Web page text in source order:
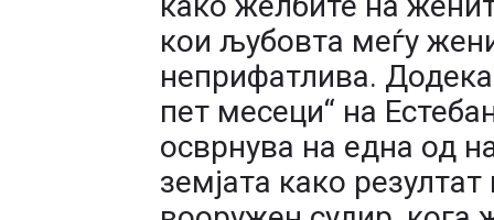
кои љубовта меѓу
неприфатлива.
пет месеци“ на
осврнува на една од
земјата како